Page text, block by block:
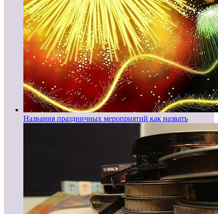
Названия праздничных мероприятий как назвать